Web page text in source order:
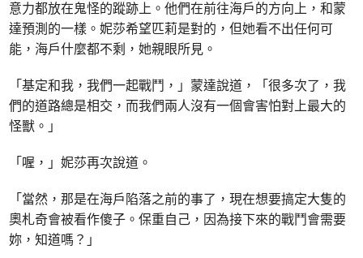
意力都放在鬼怪的蹤跡上。他們在前往海戶的方向上，和蒙
達預測的一樣。妮莎希望匹莉是對的，但她看不出任何可
能，海戶什麼都不剩，她親眼所見。
「基定和我，我們一起戰鬥，」蒙達說道，「很多次了，我
們的道路總是相交，而我們兩人沒有一個會害怕對上最大的
怪獸。」
「喔，」妮莎再次說道。
「當然，那是在海戶陷落之前的事了，現在想要搞定大隻的
奧札奇會被看作傻子。保重自己，因為接下來的戰鬥會需要
妳，知道嗎？」